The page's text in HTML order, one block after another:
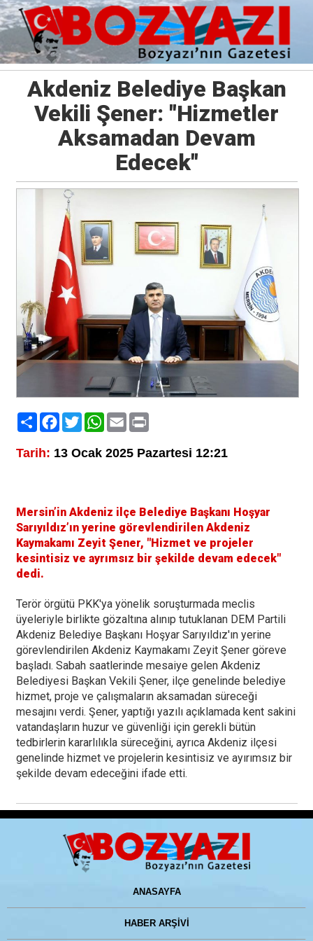
Akdeniz Belediye Başkan
Vekili Şener: "Hizmetler
Aksamadan Devam
Edecek"
PaylaşFacebook
TwitterWhatsApp
EmailPrint
Tarih: 13 Ocak 2025 Pazartesi 12:21
Mersin’in Akdeniz ilçe Belediye Başkanı Hoşyar
Sarıyıldız’ın yerine görevlendirilen Akdeniz
Kaymakamı Zeyit Şener, "Hizmet ve projeler
kesintisiz ve ayrımsız bir şekilde devam edecek"
dedi.
Terör örgütü PKK'ya yönelik soruşturmada meclis
üyeleriyle birlikte gözaltına alınıp tutuklanan DEM Partili
Akdeniz Belediye Başkanı Hoşyar Sarıyıldız'ın yerine
görevlendirilen Akdeniz Kaymakamı Zeyit Şener göreve
başladı. Sabah saatlerinde mesaiye gelen Akdeniz
Belediyesi Başkan Vekili Şener, ilçe genelinde belediye
hizmet, proje ve çalışmaların aksamadan süreceği
mesajını verdi. Şener, yaptığı yazılı açıklamada kent sakini
vatandaşların huzur ve güvenliği için gerekli bütün
tedbirlerin kararlılıkla süreceğini, ayrıca Akdeniz ilçesi
genelinde hizmet ve projelerin kesintisiz ve ayırımsız bir
şekilde devam edeceğini ifade etti.
ANASAYFA
HABER ARŞİVİ